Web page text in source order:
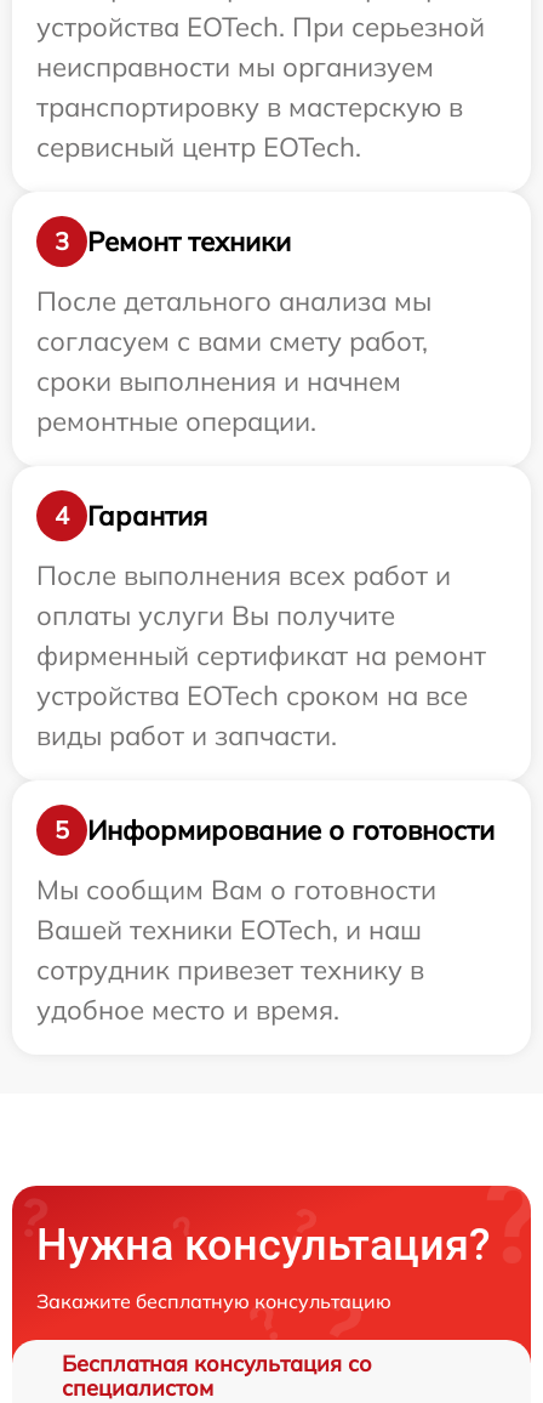
устройства EOTech. При серьезной
неисправности мы организуем
транспортировку в мастерскую в
сервисный центр EOTech.
3
Ремонт техники
После детального анализа мы
согласуем с вами смету работ,
сроки выполнения и начнем
ремонтные операции.
4
Гарантия
После выполнения всех работ и
оплаты услуги Вы получите
фирменный сертификат на ремонт
устройства EOTech сроком на все
виды работ и запчасти.
5
Информирование о готовности
Мы сообщим Вам о готовности
Вашей техники EOTech, и наш
сотрудник привезет технику в
удобное место и время.
Нужна консультация?
Закажите бесплатную консультацию
Бесплатная консультация со
специалистом